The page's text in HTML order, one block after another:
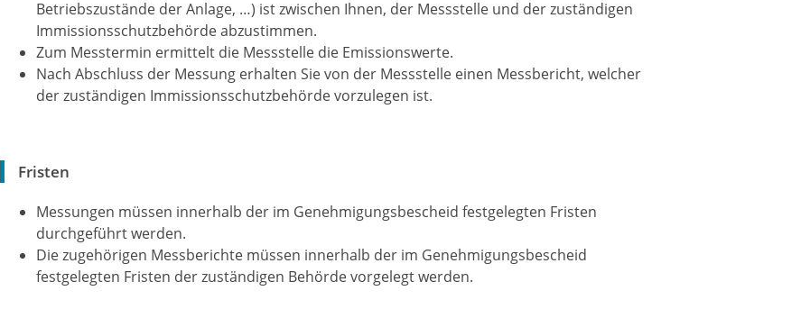
Betriebszustände der Anlage, …) ist zwischen Ihnen, der Messstelle und der zuständigen
Immissionsschutzbehörde abzustimmen.
Zum Messtermin ermittelt die Messstelle die Emissionswerte.
Nach Abschluss der Messung erhalten Sie von der Messstelle einen Messbericht, welcher
der zuständigen Immissionsschutzbehörde vorzulegen ist.
Fristen
Messungen müssen innerhalb der im Genehmigungsbescheid festgelegten Fristen
durchgeführt werden.
Die zugehörigen Messberichte müssen innerhalb der im Genehmigungsbescheid
festgelegten Fristen der zuständigen Behörde vorgelegt werden.